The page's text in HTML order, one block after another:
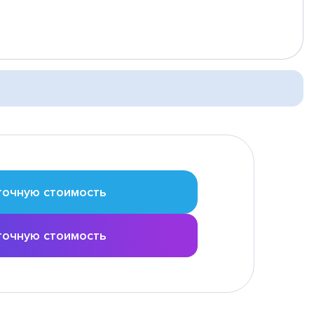
стоимость
стоимость